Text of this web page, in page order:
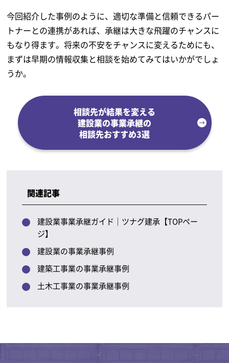
今回紹介した事例のように、適切な準備と信頼できるパー
トナーとの連携があれば、承継は大きな飛躍のチャンスに
もなり得ます。将来の不安をチャンスに変えるためにも、
まずは早期の情報収集と相談を始めてみてはいかがでしょ
うか。
相談先が結果を変える
建設業の事業承継の
相談先おすすめ3選
関連記事
建設業事業承継ガイド｜ツナグ建承【TOPペー
ジ】
建設業の事業承継事例
建築工事業の事業承継事例
土木工事業の事業承継事例